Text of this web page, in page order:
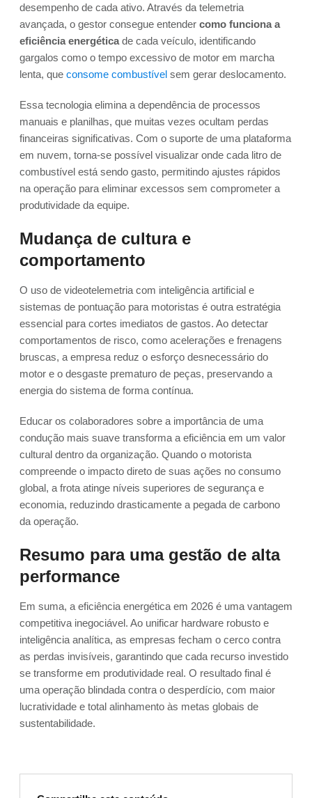
desempenho de cada ativo. Através da telemetria
avançada, o gestor consegue entender como funciona a
eficiência energéticade cada veículo, identificando
gargalos como o tempo excessivo de motor em marcha
lenta, que consome combustível sem gerar deslocamento.
Essa tecnologia elimina a dependência de processos
manuais e planilhas, que muitas vezes ocultam perdas
financeiras significativas. Com o suporte de uma plataforma
em nuvem, torna-se possível visualizar onde cada litro de
combustível está sendo gasto, permitindo ajustes rápidos
na operação para eliminar excessos sem comprometer a
produtividade da equipe.
Mudança de cultura e
comportamento
O uso de videotelemetria com inteligência artificial e
sistemas de pontuação para motoristas é outra estratégia
essencial para cortes imediatos de gastos. Ao detectar
comportamentos de risco, como acelerações e frenagens
bruscas, a empresa reduz o esforço desnecessário do
motor e o desgaste prematuro de peças, preservando a
energia do sistema de forma contínua.
Educar os colaboradores sobre a importância de uma
condução mais suave transforma a eficiência em um valor
cultural dentro da organização. Quando o motorista
compreende o impacto direto de suas ações no consumo
global, a frota atinge níveis superiores de segurança e
economia, reduzindo drasticamente a pegada de carbono
da operação.
Resumo para uma gestão de alta
performance
Em suma, a eficiência energética em 2026 é uma vantagem
competitiva inegociável. Ao unificar hardware robusto e
inteligência analítica, as empresas fecham o cerco contra
as perdas invisíveis, garantindo que cada recurso investido
se transforme em produtividade real. O resultado final é
uma operação blindada contra o desperdício, com maior
lucratividade e total alinhamento às metas globais de
sustentabilidade.